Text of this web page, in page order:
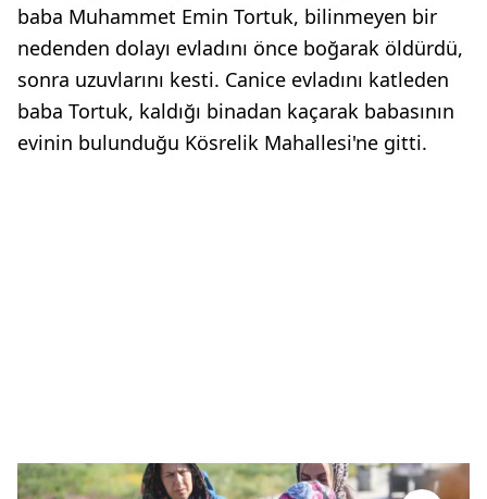
baba Muhammet Emin Tortuk, bilinmeyen bir
nedenden dolayı evladını önce boğarak öldürdü,
sonra uzuvlarını kesti. Canice evladını katleden
baba Tortuk, kaldığı binadan kaçarak babasının
evinin bulunduğu Kösrelik Mahallesi'ne gitti.